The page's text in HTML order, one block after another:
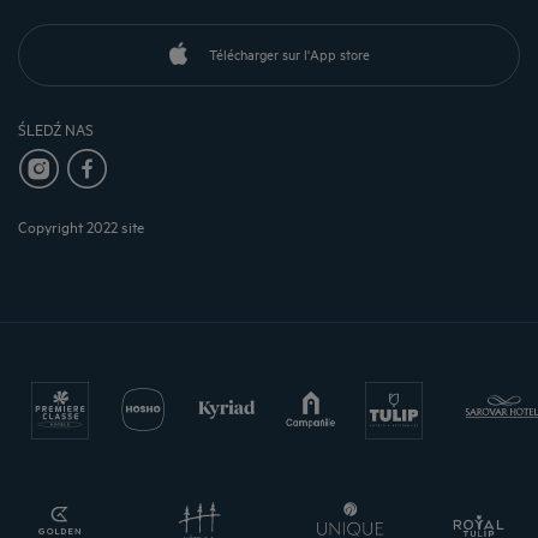
Télécharger sur l'App store
ŚLEDŹ NAS
Copyright 2022 site